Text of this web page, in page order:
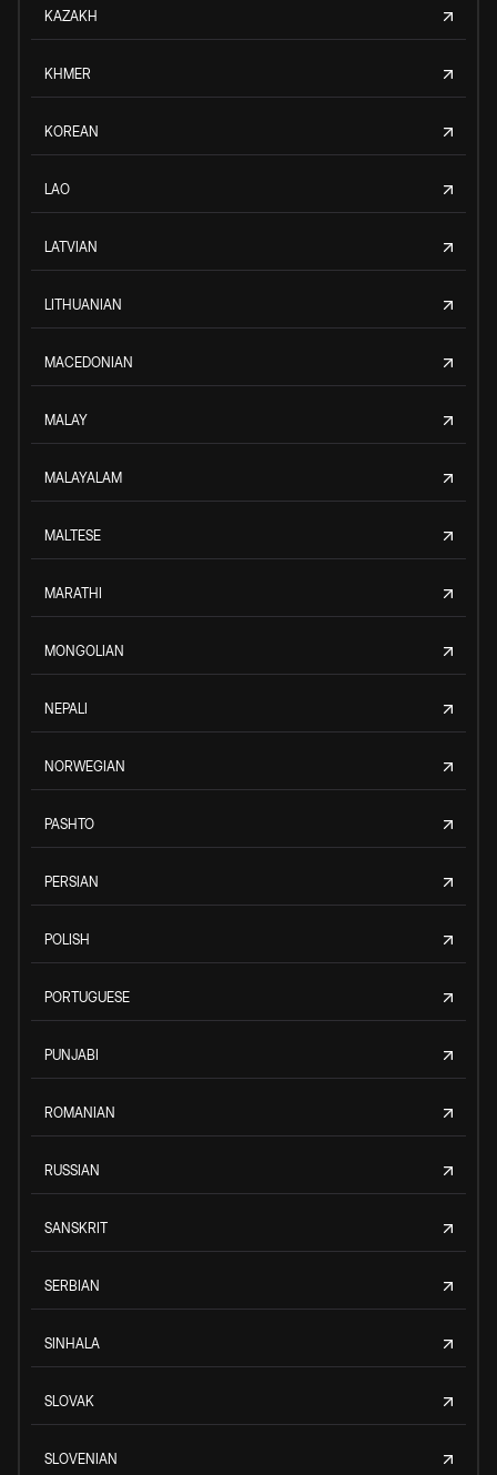
KAZAKH
KHMER
KOREAN
LAO
LATVIAN
LITHUANIAN
MACEDONIAN
MALAY
MALAYALAM
MALTESE
MARATHI
MONGOLIAN
NEPALI
NORWEGIAN
PASHTO
PERSIAN
POLISH
PORTUGUESE
PUNJABI
ROMANIAN
RUSSIAN
SANSKRIT
SERBIAN
SINHALA
SLOVAK
SLOVENIAN